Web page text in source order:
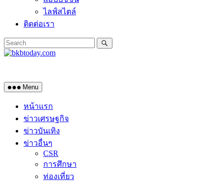
ไลฟ์สไตล์
ติดต่อเรา
Menu
หน้าแรก
ข่าวเศรษฐกิจ
ข่าวบันเทิง
ข่าวอื่นๆ
CSR
การศึกษา
ท่องเที่ยว